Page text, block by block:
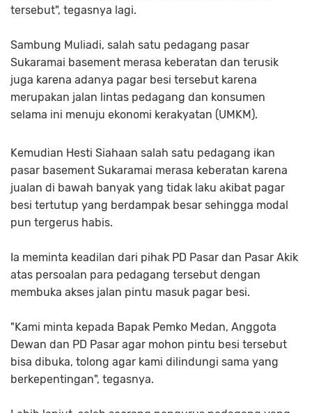
tersebut", tegasnya lagi.
Sambung Muliadi, salah satu pedagang pasar
Sukaramai basement merasa keberatan dan terusik
juga karena adanya pagar besi tersebut karena
merupakan jalan lintas pedagang dan konsumen
selama ini menuju ekonomi kerakyatan (UMKM).
Kemudian Hesti Siahaan salah satu pedagang ikan
pasar basement Sukaramai merasa keberatan karena
jualan di bawah banyak yang tidak laku akibat pagar
besi tertutup yang berdampak besar sehingga modal
pun tergerus habis.
Ia meminta keadilan dari pihak PD Pasar dan Pasar Akik
atas persoalan para pedagang tersebut dengan
membuka akses jalan pintu masuk pagar besi.
"Kami minta kepada Bapak Pemko Medan, Anggota
Dewan dan PD Pasar agar mohon pintu besi tersebut
bisa dibuka, tolong agar kami dilindungi sama yang
berkepentingan", tegasnya.